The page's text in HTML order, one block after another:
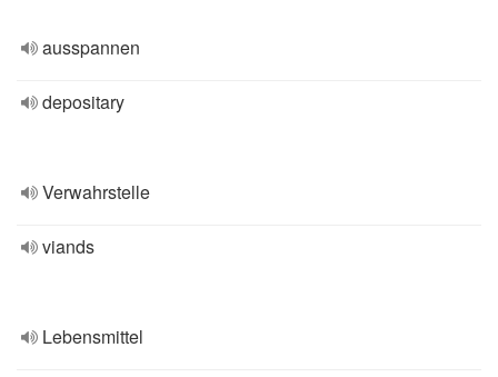
ausspannen
depositary
Verwahrstelle
viands
Lebensmittel